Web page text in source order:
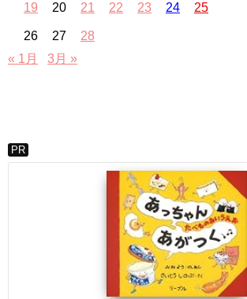
19 20 21 22 23 24 25
26 27
28
« 1月
3月 »
PR